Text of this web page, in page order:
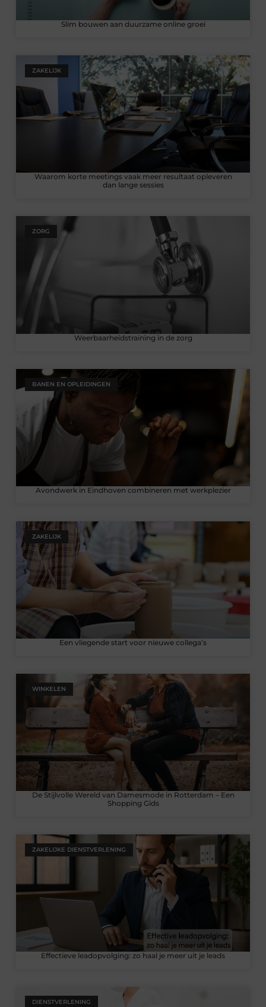
Slim bouwen aan duurzame online groei
ZAKELIJK
Waarom korte meetings vaak meer resultaat opleveren
dan lange sessies
ZORG
Weerbaarheidstraining in de zorg
BANEN EN OPLEIDINGEN
Avondwerk in Eindhoven combineren met werkplezier
ZAKELIJK
Een vliegende start voor nieuwe collega’s
WINKELEN
De Stijlvolle Wereld van Damesmode in Rotterdam – Een
Shopping Gids
ZAKELIJKE DIENSTVERLENING
Effectieve leadopvolging: zo haal je meer uit je leads
DIENSTVERLENING